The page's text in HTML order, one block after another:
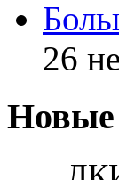
26
Новые